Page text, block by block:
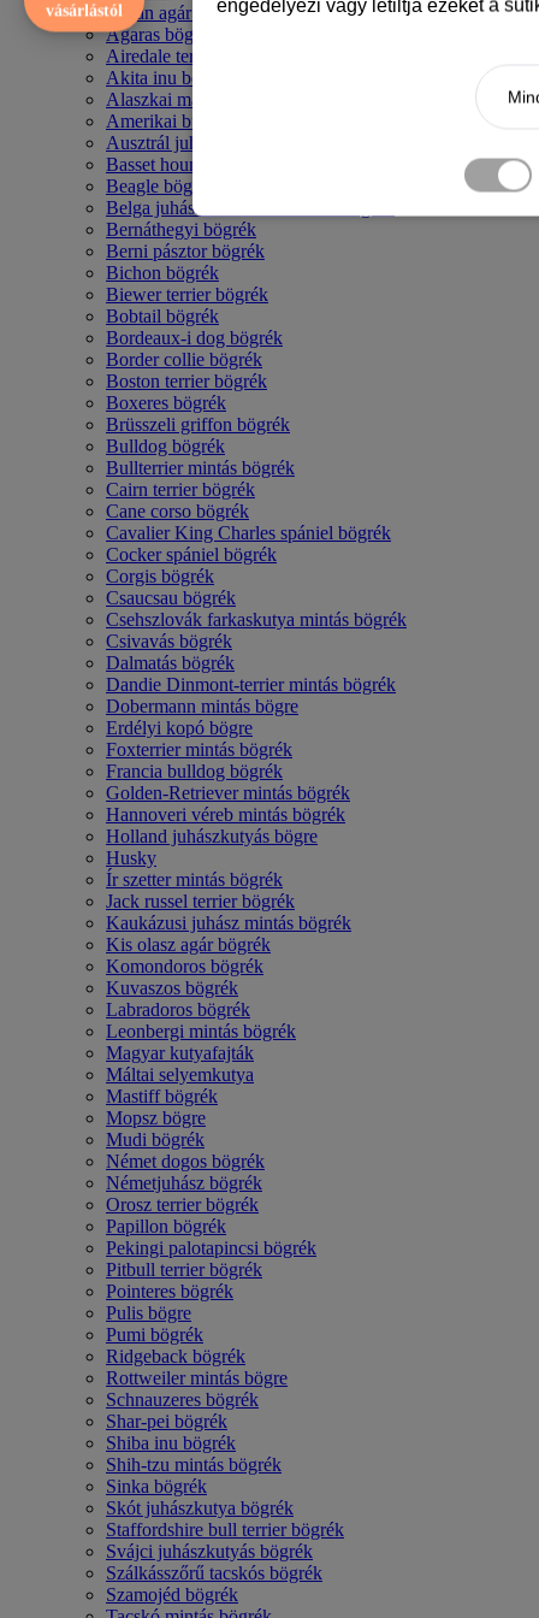
Afgán agár bögrék
Agaras bögrék
Airedale terrier mintás bögre
Akita inu bögrék
Alaszkai malamut bögrék
Amerikai bulldog mintás bögrék
Ausztrál juhászkutya bögrék
Basset hound mintás bögrék
Beagle bögrék
Belga juhász - malinois mintás bögrék
Bernáthegyi bögrék
Berni pásztor bögrék
Bichon bögrék
Biewer terrier bögrék
Bobtail bögrék
Bordeaux-i dog bögrék
Border collie bögrék
Boston terrier bögrék
Boxeres bögrék
Brüsszeli griffon bögrék
Bulldog bögrék
Bullterrier mintás bögrék
Cairn terrier bögrék
Cane corso bögrék
Cavalier King Charles spániel bögrék
Cocker spániel bögrék
Corgis bögrék
Csaucsau bögrék
Csehszlovák farkaskutya mintás bögrék
Csivavás bögrék
Dalmatás bögrék
Dandie Dinmont-terrier mintás bögrék
Dobermann mintás bögre
Erdélyi kopó bögre
Foxterrier mintás bögrék
Francia bulldog bögrék
Golden-Retriever mintás bögrék
Hannoveri véreb mintás bögrék
Holland juhászkutyás bögre
Husky
Ír szetter mintás bögrék
Jack russel terrier bögrék
Kaukázusi juhász mintás bögrék
Kis olasz agár bögrék
Komondoros bögrék
Kuvaszos bögrék
Labradoros bögrék
Leonbergi mintás bögrék
Magyar kutyafajták
Máltai selyemkutya
Mastiff bögrék
Mopsz bögre
Mudi bögrék
Német dogos bögrék
Németjuhász bögrék
Orosz terrier bögrék
Papillon bögrék
Pekingi palotapincsi bögrék
Pitbull terrier bögrék
Pointeres bögrék
Pulis bögre
Pumi bögrék
Ridgeback bögrék
Rottweiler mintás bögre
Schnauzeres bögrék
Shar-pei bögrék
Shiba inu bögrék
Shih-tzu mintás bögrék
Sinka bögrék
Skót juhászkutya bögrék
Staffordshire bull terrier bögrék
Svájci juhászkutyás bögrék
Szálkásszőrű tacskós bögrék
Szamojéd bögrék
vásárlástól
engedélyezi vagy letiltja ezeket a